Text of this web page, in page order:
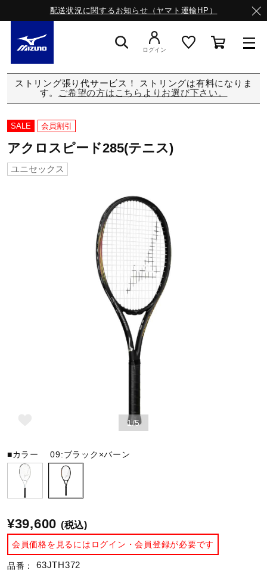
配送状況に関するお知らせ（ヤマト運輸HP）
スニーカー
ライフスタイルウエア
ランニング
サッカー／フットサル
トレーニング
テニス／ソフトテニス
バドミントン
陸上競技
ログイン
ストリング張り代サービス！ ストリングは有料になりま
す。
ご希望の方はこちらよりお選び下さい。
SALE 会員割引
アクロスピード285(テニス)
ユニセックス
1/5
■カラー09:ブラック×バーン
¥39,600 (税込)
会員価格を見るにはログイン・会員登録が必要です
品番： 63JTH372